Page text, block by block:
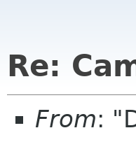
Re:
From: